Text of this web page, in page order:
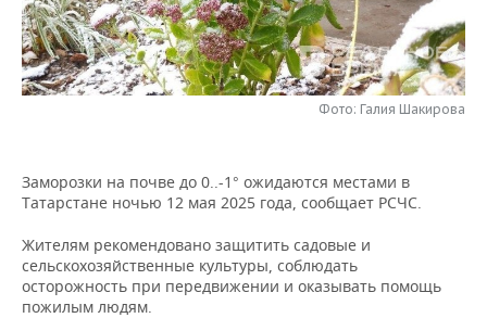
НЕФТЕХИМИЯ
НЕФТЬ
РОЗНИЧНАЯ ТОРГОВЛЯ
ТРАНСПОРТ
НОВОСТИ ТЕХНОЛОГИЙ
IT
ТЕЛЕКОММУНИКАЦИИ
МЕРОПРИЯТИЯ
НОВОСТИ МЕРОПРИЯТИЙ
БИЗНЕС-БРАНЧИ
ONLINE-КОНФЕРЕНЦИИ
ОТКРЫТАЯ ЛЕКЦИЯ
СПОРТ
ФУТБОЛ
ХОККЕЙ
БАСКЕТБОЛ
НОВОСТИ ОБЩЕСТВА
ВЛАСТЬ
ИНФРАСТРУКТУРА
ФОТОГАЛЕРЕЯ
СЮЖЕТЫ
СПРАВОЧНИК
Фото: Галия Шакирова
Заморозки на почве до 0..-1° ожидаются местами в
Татарстане ночью 12 мая 2025 года, сообщает РСЧС.
Жителям рекомендовано защитить садовые и
сельскохозяйственные культуры, соблюдать
осторожность при передвижении и оказывать помощь
пожилым людям.